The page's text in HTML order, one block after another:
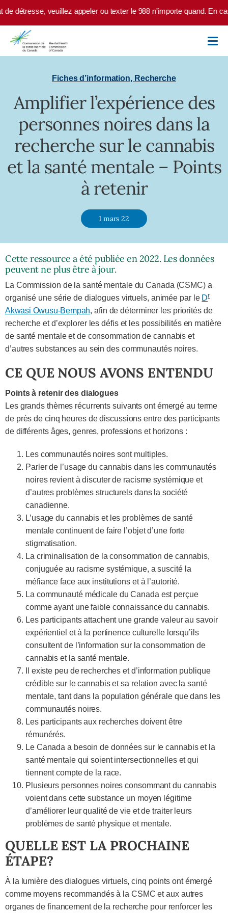
Skip to main content
détresse, veuillez appeler ou texter le 988 n’importe quand. En cas
Fiches d’information, Recherche
Amplifier l’expérience des
personnes noires dans la
recherche sur le cannabis
et la santé mentale – Points
à retenir
1 mars 22
Cette ressource a été publiée en 2022. Les données
peuvent ne plus être à jour.
La Commission de la santé mentale du Canada (CSMC) a
organisé une série de dialogues virtuels, animée par le Dr
Akwasi Owusu-Bempah, afin de déterminer les priorités de
recherche et d’explorer les défis et les possibilités en matière
de santé mentale et de consommation de cannabis et
d’autres substances au sein des communautés noires.
CE QUE NOUS AVONS ENTENDU
Points à retenir des dialogues
Les grands thèmes récurrents suivants ont émergé au terme
de près de cinq heures de discussions entre des participants
de différents âges, genres, professions et horizons :
Les communautés noires sont multiples.
Parler de l’usage du cannabis dans les communautés
noires revient à discuter de racisme systémique et
d’autres problèmes structurels dans la société
canadienne.
L’usage du cannabis et les problèmes de santé
mentale continuent de faire l’objet d’une forte
stigmatisation.
La criminalisation de la consommation de cannabis,
conjuguée au racisme systémique, a suscité la
méfiance face aux institutions et à l’autorité.
La communauté médicale du Canada est perçue
comme ayant une faible connaissance du cannabis.
Les participants attachent une grande valeur au savoir
expérientiel et à la pertinence culturelle lorsqu’ils
consultent de l’information sur la consommation de
cannabis et la santé mentale.
Il existe peu de recherches et d’information publique
crédible sur le cannabis et sa relation avec la santé
mentale, tant dans la population générale que dans les
communautés noires.
Les participants aux recherches doivent être
rémunérés.
Le Canada a besoin de données sur le cannabis et la
santé mentale qui soient intersectionnelles et qui
tiennent compte de la race.
Plusieurs personnes noires consommant du cannabis
voient dans cette substance un moyen légitime
d’améliorer leur qualité de vie et de traiter leurs
problèmes de santé physique et mentale.
QUELLE EST LA PROCHAINE
ÉTAPE?
À la lumière des dialogues virtuels, cinq points ont émergé
comme moyens recommandés à la CSMC et aux autres
organes de financement de la recherche pour renforcer les